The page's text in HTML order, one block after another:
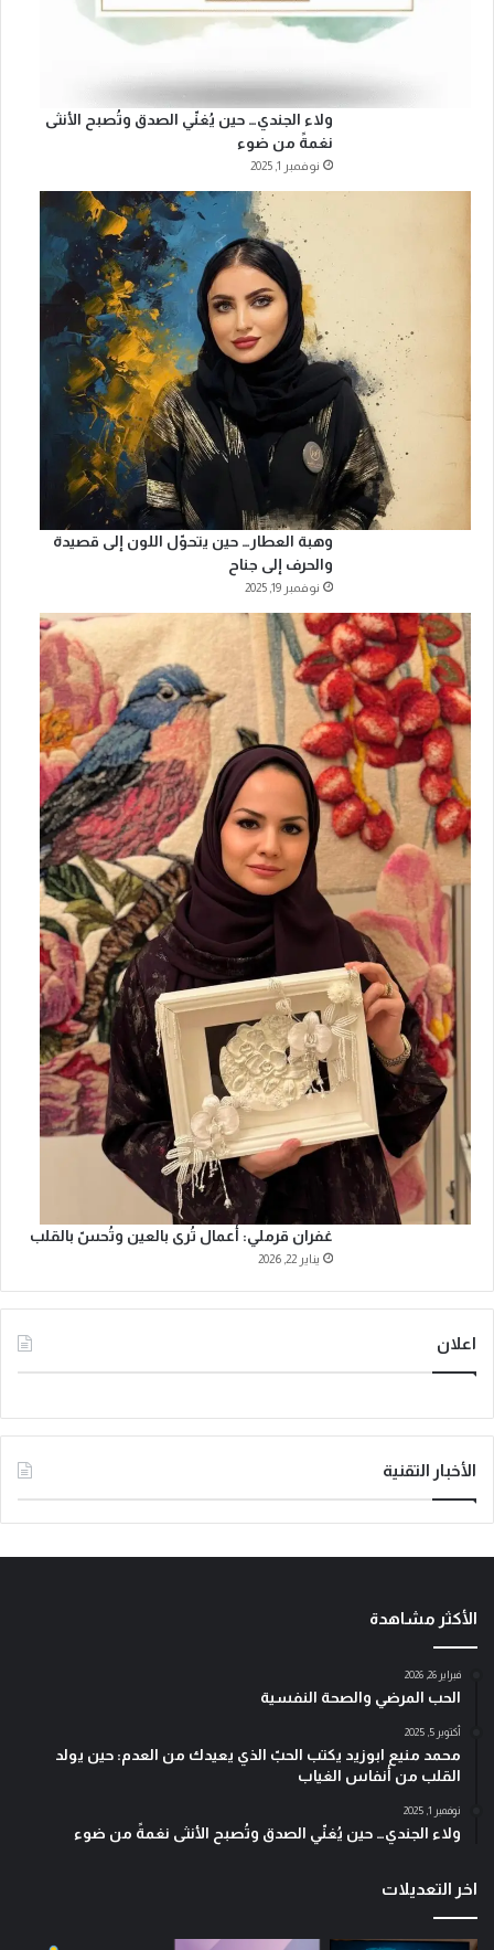
ولاء الجندي… حين يُغنّي الصدق وتُصبح الأنثى
نغمةً من ضوء
نوفمبر 1, 2025
وهبة العطار… حين يتحوّل اللون إلى قصيدة
والحرف إلى جناح
نوفمبر 19, 2025
غفران قرملي: أعمال تُرى بالعين وتُحسّ بالقلب
يناير 22, 2026
اعلان
الأخبار التقنية
الأكثر مشاهدة
فبراير 26, 2026
الحب المرضي والصحة النفسية
أكتوبر 5, 2025
محمد منيع ابوزيد يكتب الحبّ الذي يعيدك من العدم: حين يولد
القلب من أنفاس الغياب
نوفمبر 1, 2025
ولاء الجندي… حين يُغنّي الصدق وتُصبح الأنثى نغمةً من ضوء
اخر التعديلات